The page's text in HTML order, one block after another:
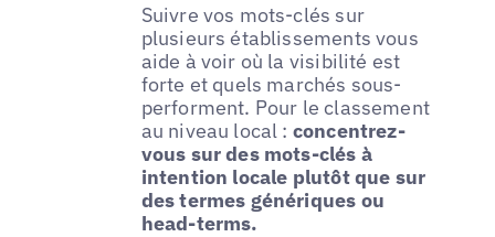
Suivre vos mots-clés sur
plusieurs établissements vous
aide à voir où la visibilité est
forte et quels marchés sous-
performent. Pour le classement
au niveau local : concentrez-
vous sur des mots-clés à
intention locale plutôt que sur
des termes génériques ou
head-terms.